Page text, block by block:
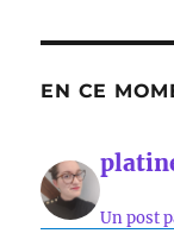
EN CE
Un post